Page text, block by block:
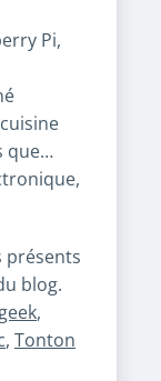
Pi,
que…
présents
blog.
,
, Tonton